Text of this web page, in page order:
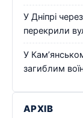
У Дніпрі
перекрили
У
загиблим
АРХІВ